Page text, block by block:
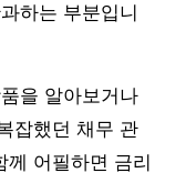
하는 부분입니
을 알아보거나
잡했던 채무 관
께 어필하면 금리